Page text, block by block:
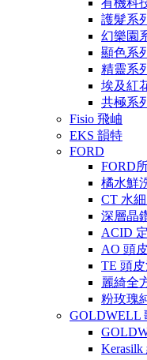
護髮系
幻樂園
顯色系
精靈系
埃及紅
共極系
Fisio 飛岫
EKS 韻特
FORD
FORD
橘水鮮
CT 水
深層晶
ACID
AO 頭
TE 頭
麗綺全
粉玫瑰
GOLDWELL